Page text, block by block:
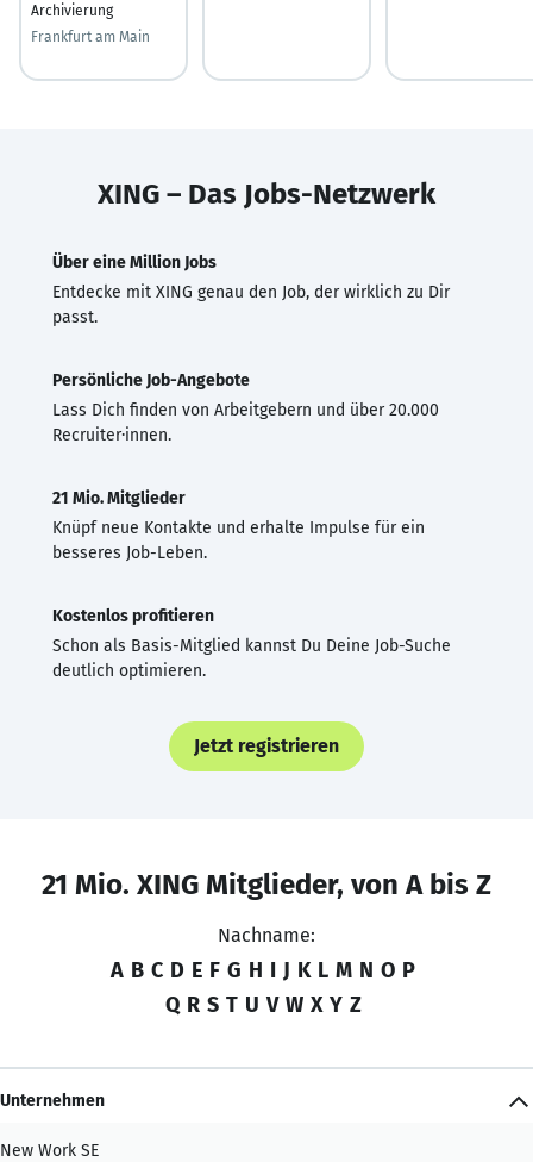
Archivierung
Frankfurt am Main
XING – Das Jobs-Netzwerk
Über eine Million Jobs
Entdecke mit XING genau den Job, der wirklich zu Dir
passt.
Persönliche Job-Angebote
Lass Dich finden von Arbeitgebern und über 20.000
Recruiter·innen.
21 Mio. Mitglieder
Knüpf neue Kontakte und erhalte Impulse für ein
besseres Job-Leben.
Kostenlos profitieren
Schon als Basis-Mitglied kannst Du Deine Job-Suche
deutlich optimieren.
Jetzt registrieren
21 Mio. XING Mitglieder, von A bis Z
Nachname:
A B C D E F G H I J K L M N O P
Q R S T U V W X Y Z
Unternehmen
New Work SE